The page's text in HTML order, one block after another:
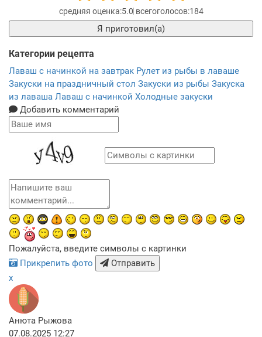
5.0 184
Я приготовил(а)
Категории рецепта
Лаваш с начинкой на завтрак Рулет из рыбы в лаваше
Закуски на праздничный стол Закуски из рыбы Закуска
из лаваша Лаваш с начинкой Холодные закуски
Добавить комментарий
Пожалуйста, введите символы с картинки
Прикрепить фото
Отправить
x
Анюта Рыжова
07.08.2025 12:27